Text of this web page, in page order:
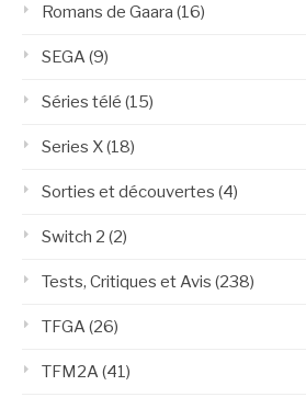
Romans de Gaara (16)
SEGA(9)
Séries télé (15)
Series X(18)
Sorties et découvertes (4)
Switch 2 (2)
Tests, Critiques et Avis (238)
TFGA(26)
TFM2A(41)